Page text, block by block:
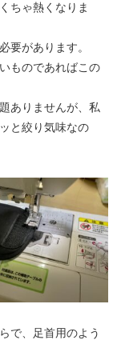
ちゃ熱くなりま
要があります。
ものであればこの
ありませんが、私
と絞り気味なの
で、足首用のよう